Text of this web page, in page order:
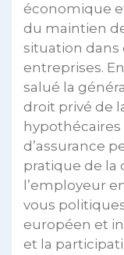
économique
du maintien
situation dans
entreprises.
salué la
droit privé de
hypothécaires
d’assurance
pratique de la
l’employeur
vous
européen et
et la